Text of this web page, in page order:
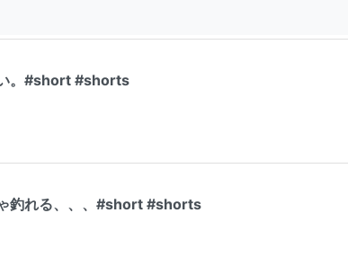
。#short #shorts
釣れる、、、#short #shorts